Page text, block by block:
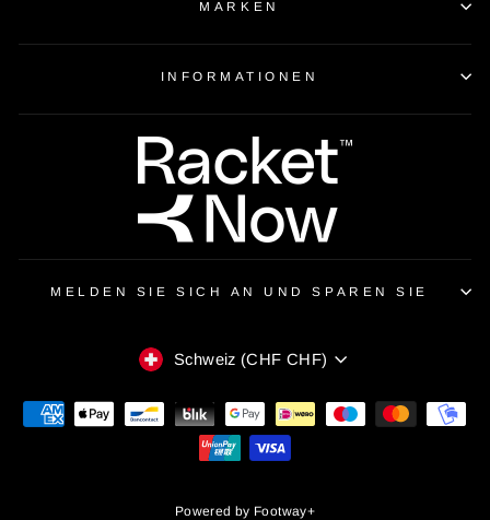
MARKEN
INFORMATIONEN
MELDEN SIE SICH AN UND SPAREN SIE
WÄHRUNG
Schweiz (CHF CHF)
Powered by Footway+